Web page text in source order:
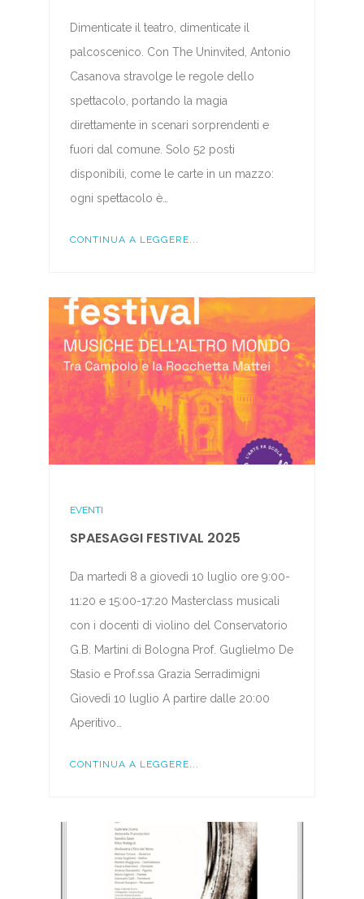
Dimenticate il teatro, dimenticate il
palcoscenico. Con The Uninvited, Antonio
Casanova stravolge le regole dello
spettacolo, portando la magia
direttamente in scenari sorprendenti e
fuori dal comune. Solo 52 posti
disponibili, come le carte in un mazzo:
ogni spettacolo è…
CONTINUA A LEGGERE...
EVENTI
SPAESAGGI FESTIVAL 2025
Da martedì 8 a giovedì 10 luglio ore 9:00-
11:20 e 15:00-17:20 Masterclass musicali
con i docenti di violino del Conservatorio
G.B. Martini di Bologna Prof. Guglielmo De
Stasio e Prof.ssa Grazia Serradimigni
Giovedì 10 luglio A partire dalle 20:00
Aperitivo…
CONTINUA A LEGGERE...